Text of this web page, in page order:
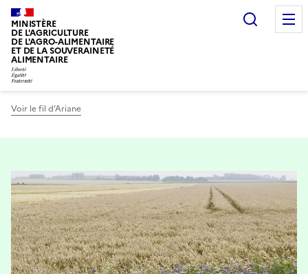
MINISTÈRE
DE L'AGRICULTURE
DE L'AGRO-ALIMENTAIRE
ET DE LA SOUVERAINETÉ
ALIMENTAIRE
Voir le fil d’Ariane